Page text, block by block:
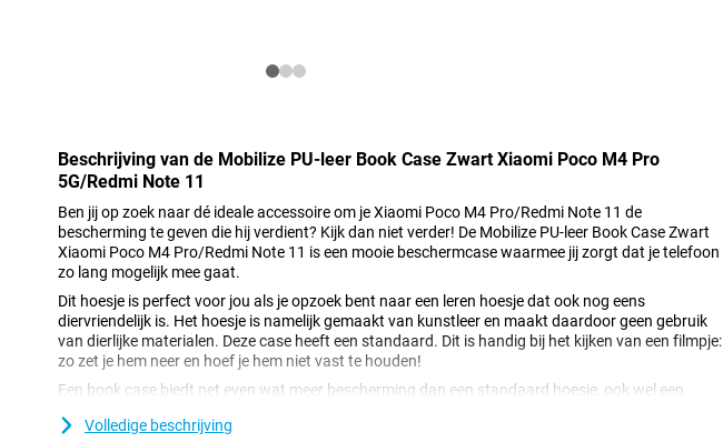
Beschrijving van de Mobilize PU-leer Book Case Zwart Xiaomi Poco M4 Pro
5G/Redmi Note 11
Ben jij op zoek naar dé ideale accessoire om je Xiaomi Poco M4 Pro/Redmi Note 11 de
bescherming te geven die hij verdient? Kijk dan niet verder! De Mobilize PU-leer Book Case Zwart
Xiaomi Poco M4 Pro/Redmi Note 11 is een mooie beschermcase waarmee jij zorgt dat je telefoon
zo lang mogelijk mee gaat.
Dit hoesje is perfect voor jou als je opzoek bent naar een leren hoesje dat ook nog eens
diervriendelijk is. Het hoesje is namelijk gemaakt van kunstleer en maakt daardoor geen gebruik
van dierlijke materialen. Deze case heeft een standaard. Dit is handig bij het kijken van een filmpje:
zo zet je hem neer en hoef je hem niet vast te houden!
Een book case biedt net even wat meer bescherming dan een standaard hoesje, ook wel een
het hoesje klapt namelijk dicht over je scherm zodat deze ook beschermd is!
Volledige beschrijving